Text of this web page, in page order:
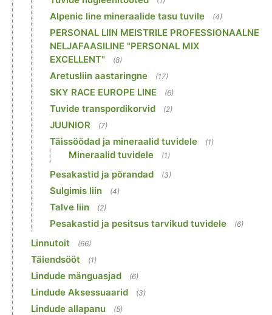
Alpenic line mineraalide tasu tuvile (4)
PERSONAL LIIN MEISTRILE PROFESSIONAALNE
NELJAFAASILINE "PERSONAL MIX
EXCELLENT"
(8)
Aretusliin aastaringne (17)
SKY RACE EUROPE LINE (6)
Tuvide transpordikorvid (2)
JUUNIOR (7)
Täissöödad ja mineraalid tuvidele (1)
Mineraalid tuvidele (1)
Pesakastid ja põrandad (3)
Sulgimis liin (4)
Talve liin (2)
Pesakastid ja pesitsus tarvikud tuvidele (6)
Linnutoit (66)
Täiendsööt (1)
Lindude mänguasjad (6)
Lindude Aksessuaarid (3)
Lindude allapanu (5)